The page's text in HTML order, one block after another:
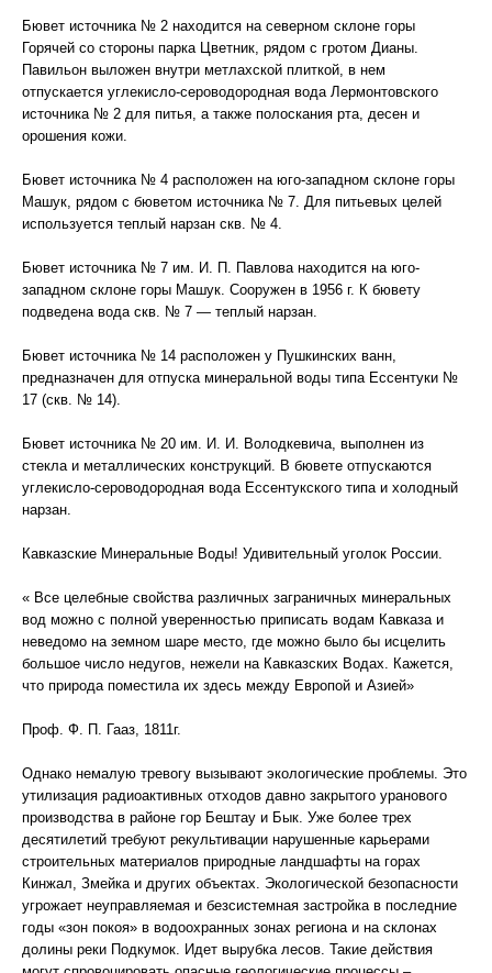
Бювет источника № 2 находится на северном склоне горы
Горячей со стороны парка Цветник, рядом с гротом Дианы.
Павильон выложен внутри метлахской плиткой, в нем
отпускается углекисло-сероводородная вода Лермонтовского
источника № 2 для питья, а также полоскания рта, десен и
орошения кожи.
Бювет источника № 4 расположен на юго-западном склоне горы
Машук, рядом с бюветом источника № 7. Для питьевых целей
используется теплый нарзан скв. № 4.
Бювет источника № 7 им. И. П. Павлова находится на юго-
западном склоне горы Машук. Сооружен в 1956 г. К бювету
подведена вода скв. № 7 — теплый нарзан.
Бювет источника № 14 расположен у Пушкинских ванн,
предназначен для отпуска минеральной воды типа Ессентуки №
17 (скв. № 14).
Бювет источника № 20 им. И. И. Володкевича, выполнен из
стекла и металлических конструкций. В бювете отпускаются
углекисло-сероводородная вода Ессентукского типа и холодный
нарзан.
Кавказские Минеральные Воды! Удивительный уголок России.
« Все целебные свойства различных заграничных минеральных
вод можно с полной уверенностью приписать водам Кавказа и
неведомо на земном шаре место, где можно было бы исцелить
большое число недугов, нежели на Кавказских Водах. Кажется,
что природа поместила их здесь между Европой и Азией»
Проф. Ф. П. Гааз, 1811г.
Однако немалую тревогу вызывают экологические проблемы. Это
утилизация радиоактивных отходов давно закрытого уранового
производства в районе гор Бештау и Бык. Уже более трех
десятилетий требуют рекультивации нарушенные карьерами
строительных материалов природные ландшафты на горах
Кинжал, Змейка и других объектах. Экологической безопасности
угрожает неуправляемая и безсистемная застройка в последние
годы «зон покоя» в водоохранных зонах региона и на склонах
долины реки Подкумок. Идет вырубка лесов. Такие действия